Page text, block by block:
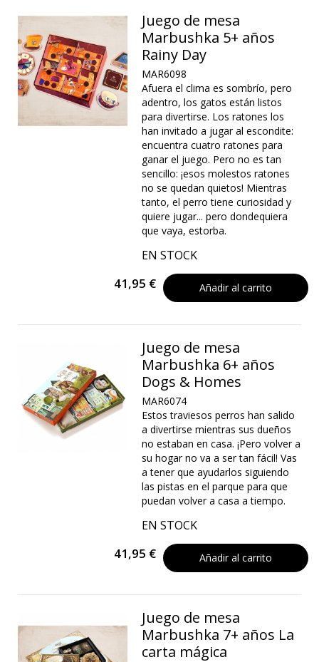
Juego de mesa
Marbushka 5+ años
Rainy Day
MAR6098
Afuera el clima es sombrío, pero
adentro, los gatos están listos
para divertirse. Los ratones los
han invitado a jugar al escondite:
encuentra cuatro ratones para
ganar el juego. Pero no es tan
sencillo: ¡esos molestos ratones
no se quedan quietos! Mientras
tanto, el perro tiene curiosidad y
quiere jugar... pero dondequiera
que vaya, estorba.
EN STOCK
41,95 € Añadir al carrito
Juego de mesa
Marbushka 6+ años
Dogs & Homes
MAR6074
Estos traviesos perros han salido
a divertirse mientras sus dueños
no estaban en casa. ¡Pero volver a
su hogar no va a ser tan fácil! Vas
a tener que ayudarlos siguiendo
las pistas en el parque para que
puedan volver a casa a tiempo.
EN STOCK
41,95 € Añadir al carrito
Juego de mesa
Marbushka 7+ años La
carta mágica